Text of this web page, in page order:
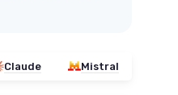
Claude Mistral